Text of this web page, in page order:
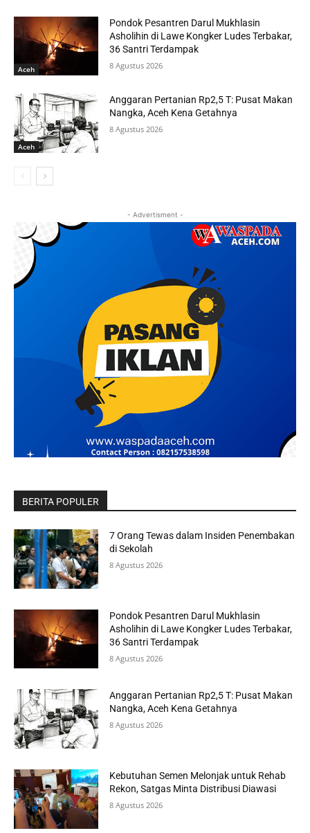
Aceh
Pondok Pesantren Darul Mukhlasin
Asholihin di Lawe Kongker Ludes Terbakar,
36 Santri Terdampak
8 Agustus 2026
Aceh
Anggaran Pertanian Rp2,5 T: Pusat Makan
Nangka, Aceh Kena Getahnya
8 Agustus 2026
- Advertisment -
BERITA POPULER
7 Orang Tewas dalam Insiden Penembakan
di Sekolah
8 Agustus 2026
Pondok Pesantren Darul Mukhlasin
Asholihin di Lawe Kongker Ludes Terbakar,
36 Santri Terdampak
8 Agustus 2026
Anggaran Pertanian Rp2,5 T: Pusat Makan
Nangka, Aceh Kena Getahnya
8 Agustus 2026
Kebutuhan Semen Melonjak untuk Rehab
Rekon, Satgas Minta Distribusi Diawasi
8 Agustus 2026